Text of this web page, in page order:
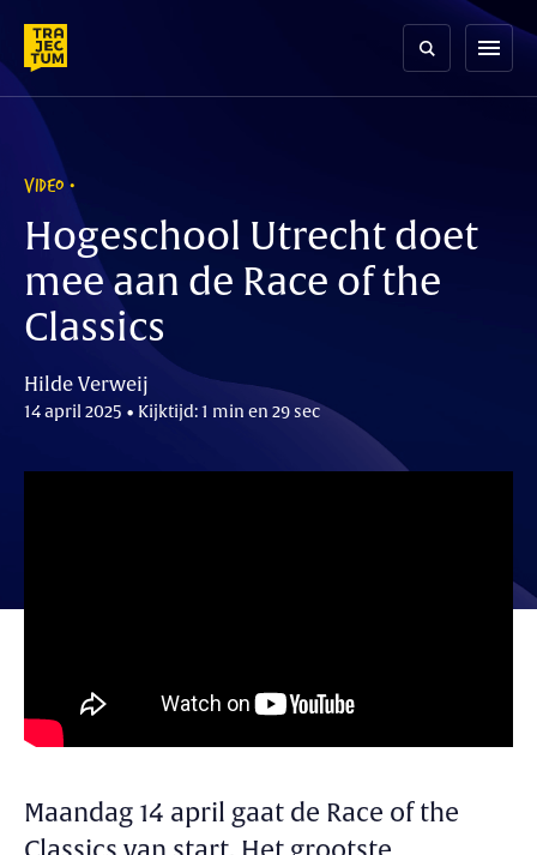
content
menu
VIDEO
Hogeschool Utrecht doet
mee aan de Race of the
Classics
Hilde Verweij
14 april 2025 • Kijktijd: 1 min en 29 sec
Maandag 14 april gaat de Race of the